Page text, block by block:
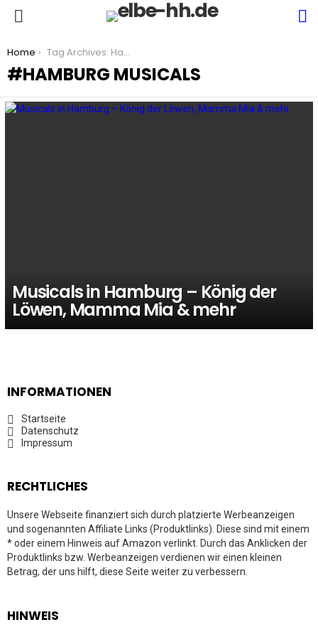
You are here:
Home Tag Archives: Hamburg Musicals
HAMBURG MUSICALS
Musicals in Hamburg – König der
Löwen, Mamma Mia & mehr
INFORMATIONEN
Startseite
Datenschutz
Impressum
RECHTLICHES
Unsere Webseite finanziert sich durch platzierte Werbeanzeigen
und sogenannten Affiliate Links (Produktlinks). Diese sind mit einem
* oder einem Hinweis auf Amazon verlinkt. Durch das Anklicken der
Produktlinks bzw. Werbeanzeigen verdienen wir einen kleinen
Betrag, der uns hilft, diese Seite weiter zu verbessern.
HINWEIS